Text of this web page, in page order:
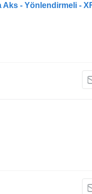
- Yönlendirmeli -